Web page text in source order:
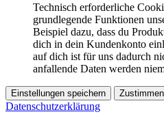
Technisch erforderliche
grundlegende Funktionen
Beispiel dazu, dass du
dich in dein Kundenkonto
auf dich ist für uns dadurch
anfallende Daten werden
Einstellungen speichern Zustimmen
Datenschutzerklärung